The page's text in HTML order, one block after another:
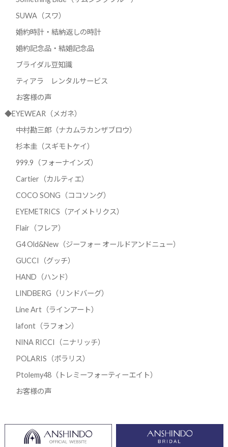
SUWA（スワ）
婚約時計・結納返しの時計
婚約記念品・結婚記念品
ブライダル豆知識
ティアラ レンタルサービス
お客様の声
◆EYEWEAR（メガネ）
中村勘三郎（ナカムラカンザブロウ）
杉本圭（スギモトケイ）
999.9（フォーナインズ）
Cartier（カルティエ）
COCO SONG（ココソング）
EYEMETRICS（アイメトリクス）
Flair（フレア）
G4 Old&New（ジーフォー オールドアンドニュー）
GUCCI（グッチ）
HAND（ハンド）
LINDBERG（リンドバーグ）
Line Art（ラインアート）
lafont（ラフォン）
NINA RICCI（ニナリッチ）
POLARIS（ポラリス）
Ptolemy48（トレミーフォーティーエイト）
お客様の声